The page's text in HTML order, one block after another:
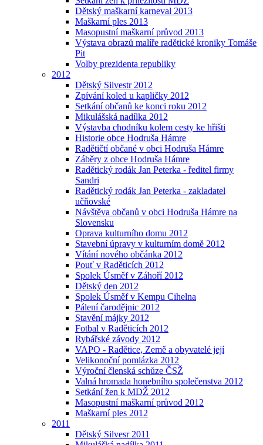
Dětský maškarní karneval 2013
Maškarní ples 2013
Masopustní maškarní průvod 2013
Výstava obrazů malíře radětické kroniky Tomáše
Pit
Volby prezidenta republiky
2012
Dětský Silvestr 2012
Zpívání koled u kapličky 2012
Setkání občanů ke konci roku 2012
Mikulášská nadílka 2012
Výstavba chodníku kolem cesty ke hřišti
Historie obce Hodruša Hámre
Radětičtí občané v obci Hodruša Hámre
Záběry z obce Hodruša Hámre
Radětický rodák Jan Peterka - ředitel firmy
Sandri
Radětický rodák Jan Peterka - zakladatel
učňovské
Návštěva občanů v obci Hodruša Hámre na
Slovensku
Oprava kulturního domu 2012
Stavební úpravy v kulturním domě 2012
Vítání nového občánka 2012
Pouť v Raděticích 2012
Spolek Úsměf v Záhoří 2012
Dětský den 2012
Spolek Úsměf v Kempu Cihelna
Pálení čarodějnic 2012
Stavění májky 2012
Fotbal v Raděticích 2012
Rybářské závody 2012
VAPO - Radětice, Země a obyvatelé její
Velikonoční pomlázka 2012
Výroční členská schůze ČSŽ
Valná hromada honebního společenstva 2012
Setkání žen k MDŽ 2012
Masopustní maškarní průvod 2012
Maškarní ples 2012
2011
Dětský Silvesr 2011